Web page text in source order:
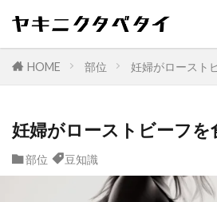
HOME 部位 妊婦がロースト
妊婦がローストビーフを
部位 豆知識